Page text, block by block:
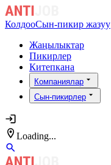
КолдооСын-пикир жазуу
Жаңылыктар
Пикирлер
Китепкана
Компаниялар
Сын-пикирлер
Loading...